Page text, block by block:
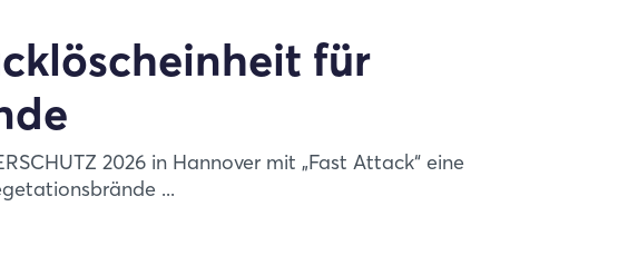
für
2026 in Hannover mit „Fast Attack“ eine
...